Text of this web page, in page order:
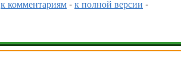
к комментариям-к полной версии -